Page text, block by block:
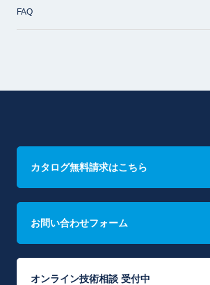
FAQ
カタログ無料請求はこちら
お問い合わせフォーム
オンライン技術相談 受付中